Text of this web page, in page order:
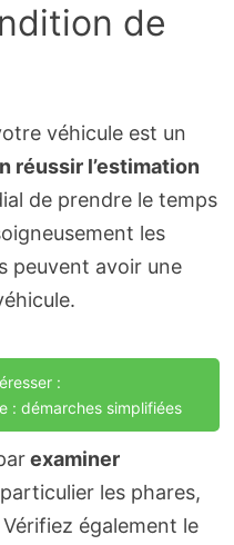
de
véhicule est un
réussir l’estimation
de prendre le temps
les
peuvent avoir une
:
: démarches simplifiées
examiner
les phares,
également le